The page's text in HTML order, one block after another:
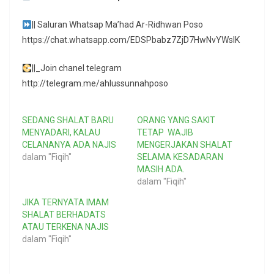
|| Saluran Whatsap Ma’had Ar-Ridhwan Poso
https://chat.whatsapp.com/EDSPbabz7ZjD7HwNvYWslK
||_Join chanel telegram
http://telegram.me/ahlussunnahposo
SEDANG SHALAT BARU
MENYADARI, KALAU
CELANANYA ADA NAJIS
dalam "Fiqih"
ORANG YANG SAKIT
TETAP WAJIB
MENGERJAKAN SHALAT
SELAMA KESADARAN
MASIH ADA.
dalam "Fiqih"
JIKA TERNYATA IMAM
SHALAT BERHADATS
ATAU TERKENA NAJIS
dalam "Fiqih"